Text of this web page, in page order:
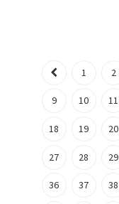
1 2
9 10 11
18 19 20
27 28 29
36 37 38